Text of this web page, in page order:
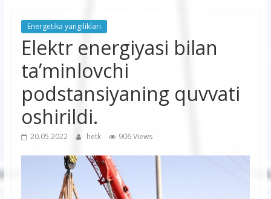
korxonasi”
Energetika yangiliklari
Elektr energiyasi bilan
ta’minlovchi
podstansiyaning quvvati
oshirildi.
20.05.2022 hetk 906 Views